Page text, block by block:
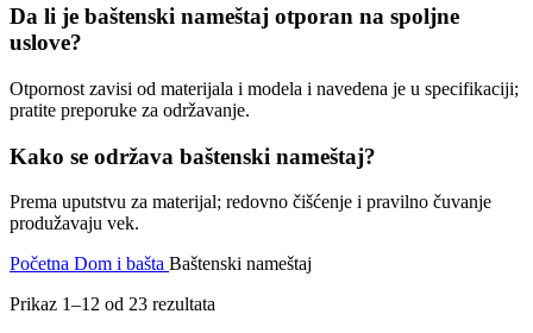
Da li je baštenski nameštaj otporan na spoljne
uslove?
Otpornost zavisi od materijala i modela i navedena je u specifikaciji;
pratite preporuke za održavanje.
Kako se održava baštenski nameštaj?
Prema uputstvu za materijal; redovno čišćenje i pravilno čuvanje
produžavaju vek.
Početna Dom i bašta Baštenski nameštaj
Prikaz 1–12 od 23 rezultata